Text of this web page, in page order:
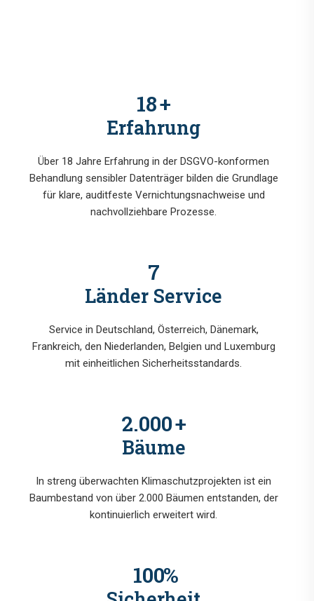
18+
Erfahrung
Über 18 Jahre Erfahrung in der DSGVO-konformen
Behandlung sensibler Datenträger bilden die Grundlage
für klare, auditfeste Vernichtungsnachweise und
nachvollziehbare Prozesse.
7
Länder Service
Service in Deutschland, Österreich, Dänemark,
Frankreich, den Niederlanden, Belgien und Luxemburg
mit einheitlichen Sicherheitsstandards.
2.000+
Bäume
In streng überwachten Klimaschutzprojekten ist ein
Baumbestand von über 2.000 Bäumen entstanden, der
kontinuierlich erweitert wird.
100%